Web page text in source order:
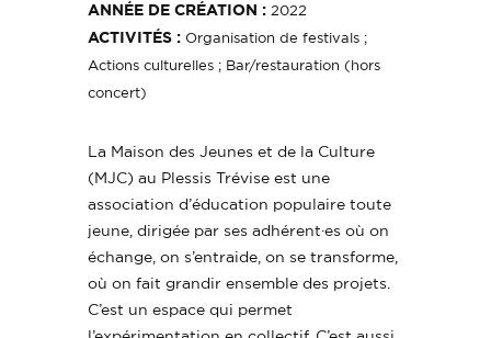
ANNÉE DE CRÉATION : 2022
ACTIVITÉS : Organisation de festivals ;
Actions culturelles ; Bar/restauration (hors
concert)
La Maison des Jeunes et de la Culture
(MJC) au Plessis Trévise est une
association d’éducation populaire toute
jeune, dirigée par ses adhérent·es où on
échange, on s’entraide, on se transforme,
où on fait grandir ensemble des projets.
C’est un espace qui permet